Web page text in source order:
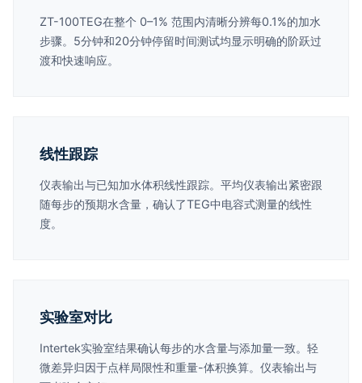
ZT-100TEG在整个 0–1% 范围内清晰分辨每0.1%的加水
步骤。5分钟和20分钟停留时间测试均显示明确的阶跃过
渡和快速响应。
线性跟踪
仪表输出与已知加水体积线性跟踪。平均仪表输出紧密跟
随每步的预期水含量，确认了TEG中电容式测量的线性
度。
实验室对比
Intertek实验室结果确认每步的水含量与添加量一致。轻
微差异归因于点样局限性和重量-体积换算。仪表输出与